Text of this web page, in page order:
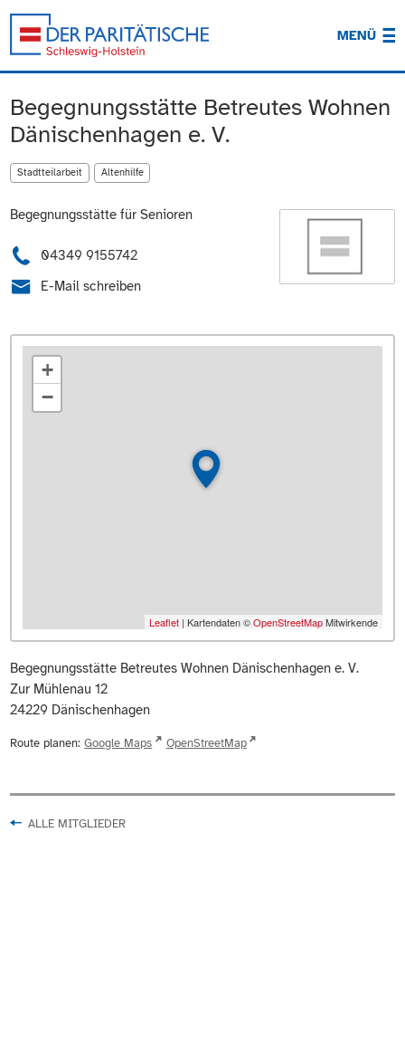
MENÜ
Begegnungsstätte Betreutes Wohnen
Dänischenhagen e. V.
Stadtteilarbeit Altenhilfe
Begegnungsstätte für Senioren
04349 9155742
E-Mail schreiben
+
−
Leaflet | Kartendaten ©OpenStreetMapMitwirkende
Begegnungsstätte Betreutes Wohnen Dänischenhagen e. V.
Zur Mühlenau 12
24229 Dänischenhagen
Route planen: Google Maps OpenStreetMap
ALLE MITGLIEDER